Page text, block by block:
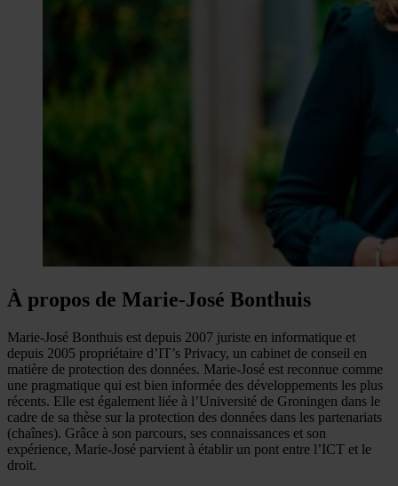
À propos de Marie-José Bonthuis
Marie-José Bonthuis est depuis 2007 juriste en informatique et
depuis 2005 propriétaire d’IT’s Privacy, un cabinet de conseil en
matière de protection des données. Marie-José est reconnue comme
une pragmatique qui est bien informée des développements les plus
récents. Elle est également liée à l’Université de Groningen dans le
cadre de sa thèse sur la protection des données dans les partenariats
(chaînes). Grâce à son parcours, ses connaissances et son
expérience, Marie-José parvient à établir un pont entre l’ICT et le
droit.